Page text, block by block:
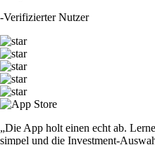
-Verifizierter Nutzer
„Die App holt einen echt ab.
simpel und die Investment-